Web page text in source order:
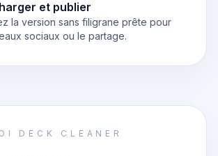
et publier
la version sans filigrane prête pour
sociaux ou le partage.
DECK CLEANER